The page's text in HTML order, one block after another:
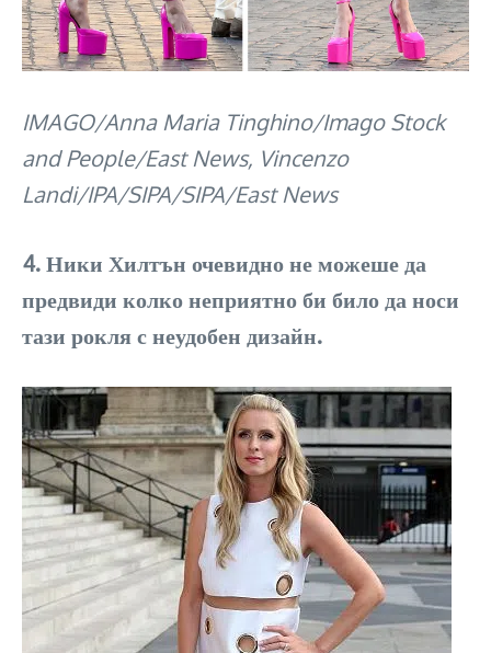
IMAGO/Anna Maria Tinghino/Imago Stock
and People/East News, Vincenzo
Landi/IPA/SIPA/SIPA/East News
4. Ники Хилтън очевидно не можеше да
предвиди колко неприятно би било да носи
тази рокля с неудобен дизайн.